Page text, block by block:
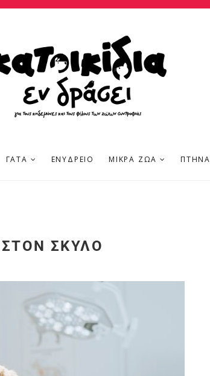
ΓΆΤΑ ΕΝΥΔΡΕΊΟ ΜΙΚΡΆ ΖΏΑ ΠΤΗΝΆ
ΣΤΟΝ ΣΚΎΛΟ